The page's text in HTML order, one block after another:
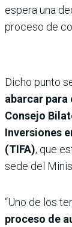
espera una
proceso de
Dicho punto
abarcar para
Consejo
Inversiones
(TIFA), que
sede del
“Uno de los
proceso de